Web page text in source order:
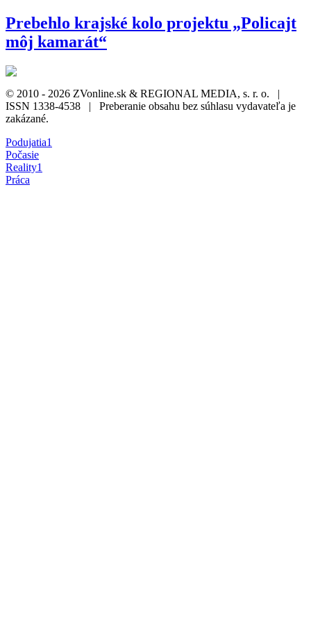
Prebehlo krajské kolo projektu „Policajt
môj kamarát“
© 2010 - 2026 ZVonline.sk & REGIONAL MEDIA, s. r. o. |
ISSN 1338-4538 | Preberanie obsahu bez súhlasu vydavateľa je
zakázané.
Podujatia1
Počasie
Reality1
Práca